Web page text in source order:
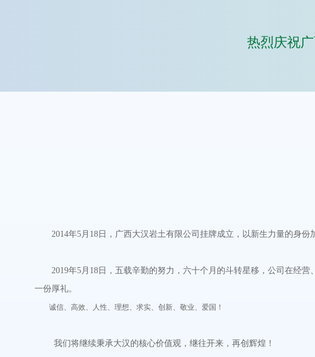
热烈庆祝
2014年5月 18 日，广西大汉岩土有限公司挂牌成立 ，以新生力量的身
2019年5月 18 日，五载辛勤的努力，六十个月的斗转星移，公司在经
一份厚礼。
诚信、高效、人性、理想、 求实、创新、敬业、爱国！
我们将继续秉承大汉的核心价值观，继往开来，再创辉煌！